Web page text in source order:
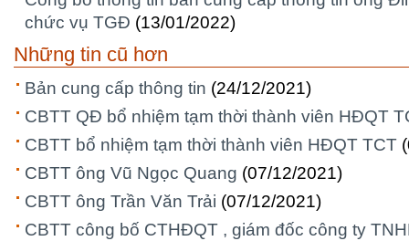
chức vụ TGĐ (13/01/2022)
Những tin cũ hơn
Bản cung cấp thông tin (24/12/2021)
CBTT QĐ bổ nhiệm tạm thời thành viên HĐQT
CBTT bổ nhiệm tạm thời thành viên HĐQT TCT
CBTT ông Vũ Ngọc Quang (07/12/2021)
CBTT ông Trần Văn Trải (07/12/2021)
CBTT công bố CTHĐQT , giám đốc công ty